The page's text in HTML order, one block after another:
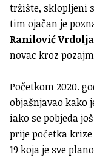
tržište, sklopljeni
tim ojačan je
Ranilović
novac kroz
Početkom 2020.
objašnjavao kako
iako se pobjeda
prije početka
19 koja je sve